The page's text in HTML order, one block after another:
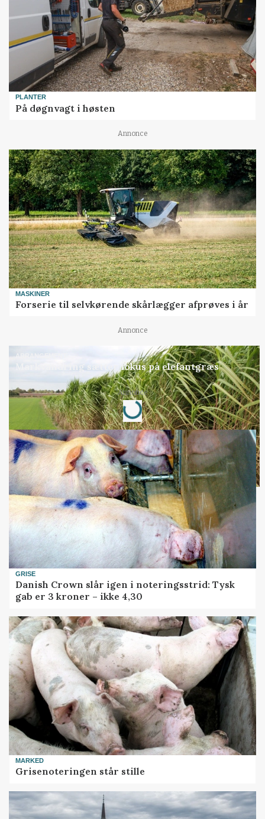
PLANTER
På døgnvagt i høsten
Annonce
MASKINER
Forserie til selvkørende skårlægger afprøves i år
Annonce
ARRANGEMENT
Markvandring sætter fokus på elefantgræs
Annonce
Loading...
GRISE
Danish Crown slår igen i noteringsstrid: Tysk
gab er 3 kroner – ikke 4,30
MARKED
Grisenoteringen står stille